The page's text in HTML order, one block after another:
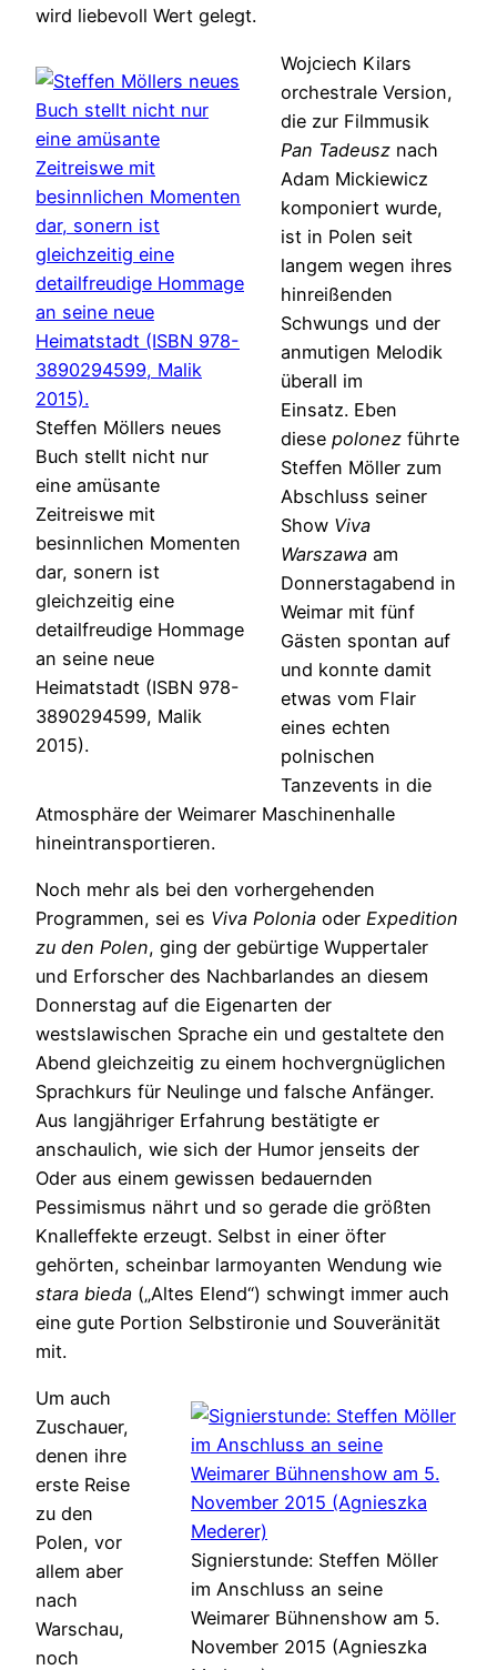
wird liebevoll Wert gelegt.
Steffen Möllers neues
Buch stellt nicht nur
eine amüsante
Zeitreiswe mit
besinnlichen Momenten
dar, sonern ist
gleichzeitig eine
detailfreudige Hommage
an seine neue
Heimatstadt (ISBN 978-
3890294599, Malik
2015).
Wojciech Kilars
orchestrale Version,
die zur Filmmusik
Pan Tadeusznach
Adam Mickiewicz
komponiert wurde,
ist in Polen seit
langem wegen ihres
hinreißenden
Schwungs und der
anmutigen Melodik
überall im
Einsatz. Eben
diese polonezführte
Steffen Möller zum
Abschluss seiner
Show Viva
Warszawaam
Donnerstagabend in
Weimar mit fünf
Gästen spontan auf
und konnte damit
etwas vom Flair
eines echten
polnischen
Tanzevents in die
Atmosphäre der Weimarer Maschinenhalle
hineintransportieren.
Noch mehr als bei den vorhergehenden
Programmen, sei es Viva Polonia oder Expedition
zu den Polen, ging der gebürtige Wuppertaler
und Erforscher des Nachbarlandes an diesem
Donnerstag auf die Eigenarten der
westslawischen Sprache ein und gestaltete den
Abend gleichzeitig zu einem hochvergnüglichen
Sprachkurs für Neulinge und falsche Anfänger.
Aus langjähriger Erfahrung bestätigte er
anschaulich, wie sich der Humor jenseits der
Oder aus einem gewissen bedauernden
Pessimismus nährt und so gerade die größten
Knalleffekte erzeugt. Selbst in einer öfter
gehörten, scheinbar larmoyanten Wendung wie
stara bieda („Altes Elend“) schwingt immer auch
eine gute Portion Selbstironie und Souveränität
mit.
Signierstunde: Steffen Möller
im Anschluss an seine
Weimarer Bühnenshow am 5.
November 2015 (Agnieszka
Um auch
Zuschauer,
denen ihre
erste Reise
zu den
Polen, vor
allem aber
nach
Warschau,
noch